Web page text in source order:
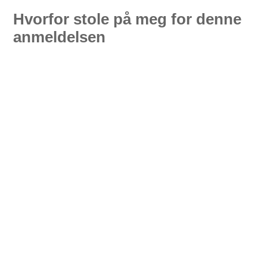
Hvorfor stole på meg for denne
anmeldelsen